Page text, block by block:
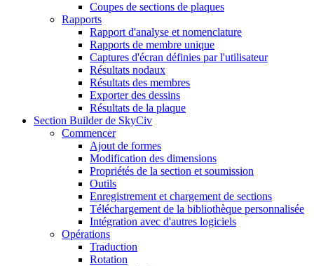
Coupes de sections de plaques
Rapports
Rapport d'analyse et nomenclature
Rapports de membre unique
Captures d'écran définies par l'utilisateur
Résultats nodaux
Résultats des membres
Exporter des dessins
Résultats de la plaque
Section Builder de SkyCiv
Commencer
Ajout de formes
Modification des dimensions
Propriétés de la section et soumission
Outils
Enregistrement et chargement de sections
Téléchargement de la bibliothèque personnalisée
Intégration avec d'autres logiciels
Opérations
Traduction
Rotation